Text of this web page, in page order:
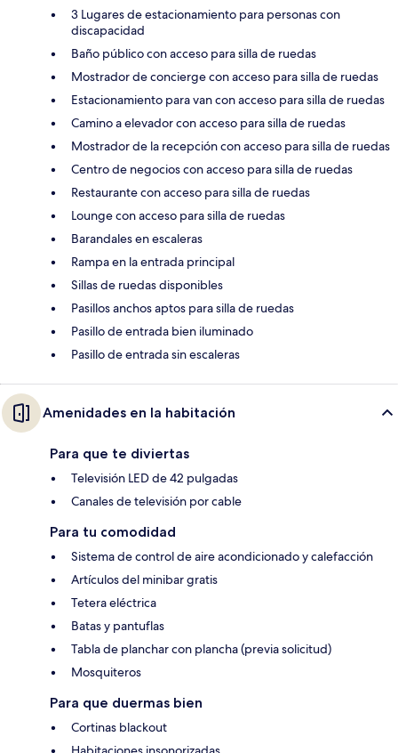
3 Lugares de estacionamiento para personas con
discapacidad
Baño público con acceso para silla de ruedas
Mostrador de concierge con acceso para silla de ruedas
Estacionamiento para van con acceso para silla de ruedas
Camino a elevador con acceso para silla de ruedas
Mostrador de la recepción con acceso para silla de ruedas
Centro de negocios con acceso para silla de ruedas
Restaurante con acceso para silla de ruedas
Lounge con acceso para silla de ruedas
Barandales en escaleras
Rampa en la entrada principal
Sillas de ruedas disponibles
Pasillos anchos aptos para silla de ruedas
Pasillo de entrada bien iluminado
Pasillo de entrada sin escaleras
Amenidades en la habitación
Para que te diviertas
Televisión LED de 42 pulgadas
Canales de televisión por cable
Para tu comodidad
Sistema de control de aire acondicionado y calefacción
Artículos del minibar gratis
Tetera eléctrica
Batas y pantuflas
Tabla de planchar con plancha (previa solicitud)
Mosquiteros
Para que duermas bien
Cortinas blackout